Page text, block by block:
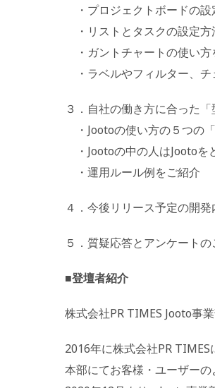
・プロジェクトボードの設
・リストとタスクの設定方
・ガントチャートの使い方
・ラベルやフィルター、チ
３．自社の働き方に合った
・Jootoの使い方の５つの
・Jootoの中の人はJootoを
・運用ルール例をご紹介
４．今後リリース予定の開発
５．質疑応答とアンケート
■登壇者紹介
株式会社PR TIMES Jooto事
2016年に株式会社PR
本部にてお客様・ユーザー